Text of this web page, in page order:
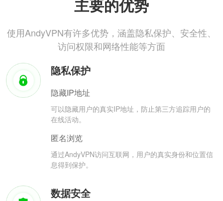
主要的优势
使用AndyVPN有许多优势，涵盖隐私保护、安全性、
访问权限和网络性能等方面
隐私保护
隐藏IP地址
可以隐藏用户的真实IP地址，防止第三方追踪用户的
在线活动。
匿名浏览
通过AndyVPN访问互联网，用户的真实身份和位置信
息得到保护。
数据安全